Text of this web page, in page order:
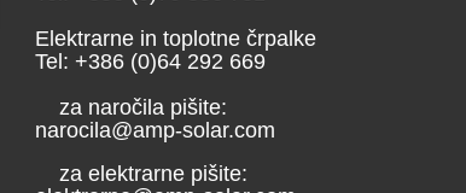
Elektrarne in toplotne črpalke
Tel: +386 (0)64 292 669
za naročila pišite:
narocila@amp-solar.com
za elektrarne pišite: